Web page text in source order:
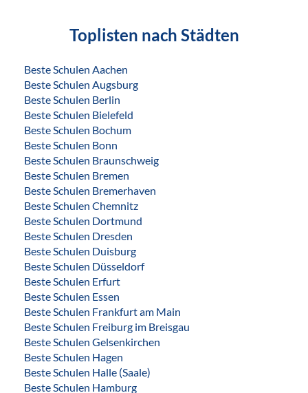
Toplisten nach Städten
Beste Schulen Aachen
Beste Schulen Augsburg
Beste Schulen Berlin
Beste Schulen Bielefeld
Beste Schulen Bochum
Beste Schulen Bonn
Beste Schulen Braunschweig
Beste Schulen Bremen
Beste Schulen Bremerhaven
Beste Schulen Chemnitz
Beste Schulen Dortmund
Beste Schulen Dresden
Beste Schulen Duisburg
Beste Schulen Düsseldorf
Beste Schulen Erfurt
Beste Schulen Essen
Beste Schulen Frankfurt am Main
Beste Schulen Freiburg im Breisgau
Beste Schulen Gelsenkirchen
Beste Schulen Hagen
Beste Schulen Halle (Saale)
Beste Schulen Hamburg